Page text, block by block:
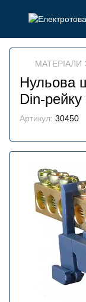
Нульова
Din-
Артикул: 30450